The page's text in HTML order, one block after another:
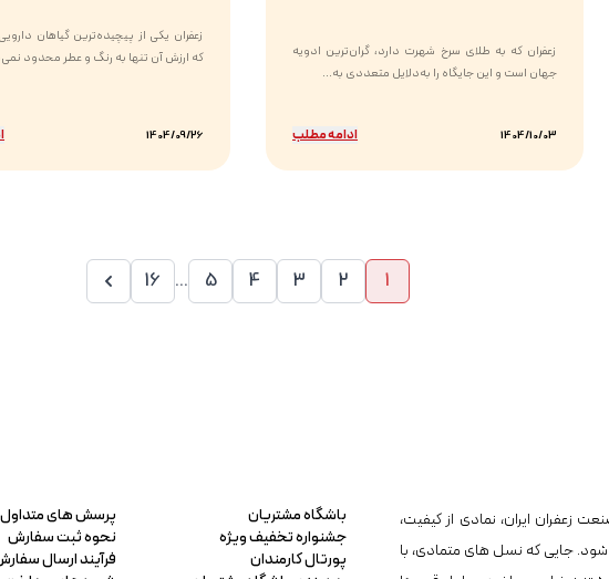
زعفران که به طلای سرخ شهرت دارد، گران‌ترین ادویه
جهان است و این جایگاه را به‌دلایل متعددی به...
1404/10/03 ادامه مطلب
زعفران یکی از پیچیده‌ترین گیاهان
که ارزش آن تنها به رنگ و عطر محدود
1404/09/26
1
2
3
4
5
...
16
زعفران ایران، نمادی از کیفیت،
شود. جایی که نسل های متمادی، با
باشگاه مشتریان
جشنواره تخفیف ویژه
پورتال کارمندان
پرسش های متداول
نحوه ثبت سفارش
فرآیند ارسال